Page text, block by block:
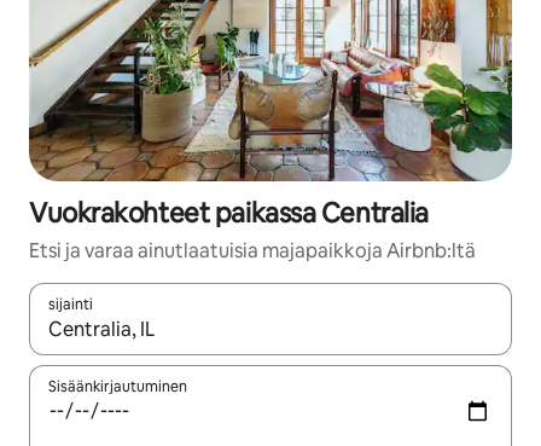
Vuokrakohteet paikassa Centralia
Etsi ja varaa ainutlaatuisia majapaikkoja Airbnb:ltä
sijainti
Kun tulokset ovat saatavilla, navigoi ylös- ja alas-
Sisäänkirjautuminen